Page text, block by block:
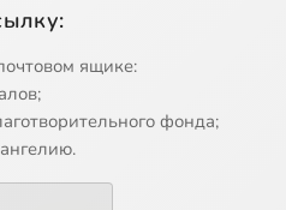
ящике:
фонда;